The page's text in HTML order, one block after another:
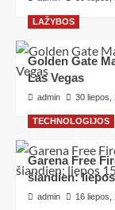
LAŽYBOS
Golden Gate
Las Vegas
admin 30 liepos,
TECHNOLOGIJOS
Garena Free
šiandien:
admin 16 liepos,